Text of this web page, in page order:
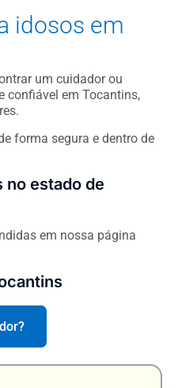
idosos em
um cuidador ou
confiável em Tocantins,
forma segura e dentro de
no estado de
em nossa página